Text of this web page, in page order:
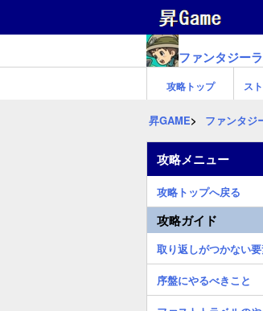
ファンタジー
攻略トップ ス
昇GAME ファンタジ
攻略メニュー
攻略トップへ戻る
攻略ガイド
取り返しがつかない
序盤にやるべきこと